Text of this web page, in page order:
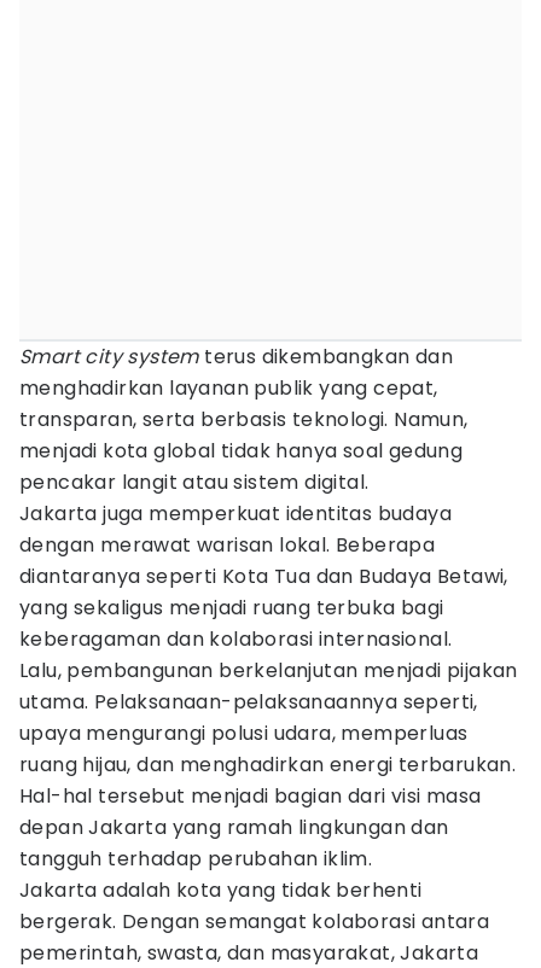
Smart city systemterus dikembangkan dan
menghadirkan layanan publik yang cepat,
transparan, serta berbasis teknologi. Namun,
menjadi kota global tidak hanya soal gedung
pencakar langit atau sistem digital.
Jakarta juga memperkuat identitas budaya
dengan merawat warisan lokal. Beberapa
diantaranya seperti Kota Tua dan Budaya Betawi,
yang sekaligus menjadi ruang terbuka bagi
keberagaman dan kolaborasi internasional.
Lalu, pembangunan berkelanjutan menjadi pijakan
utama. Pelaksanaan-pelaksanaannya seperti,
upaya mengurangi polusi udara, memperluas
ruang hijau, dan menghadirkan energi terbarukan.
Hal-hal tersebut menjadi bagian dari visi masa
depan Jakarta yang ramah lingkungan dan
tangguh terhadap perubahan iklim.
Jakarta adalah kota yang tidak berhenti
bergerak. Dengan semangat kolaborasi antara
pemerintah, swasta, dan masyarakat, Jakarta